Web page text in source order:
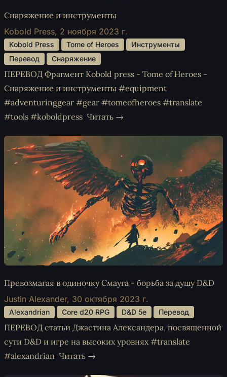
Снаряжение и инструменты
Kobold Press, 2 ноября 2023 г.
Kobold Press Tome of Heroes
Инструменты
Перевод
Снаряжение
ПЕРЕВОД Фрагмент Kobold press - Tome of Heroes -
Снаряжение и инструменты #equipment
#adventuringgear #gear #tomeofheroes #translate
#tools #koboldpress Читать →
Превозмагая в одиночку Смауга - борьба за душу D&D
Justin Alexander, 30 октября 2023 г.
Alexandrian Core d20 RPG D&D 5e Перевод
ПЕРЕВОД статьи Джастина Александера, посвященной
сути D&D и игре на высоких уровнях #translate
#alexandrian Читать →